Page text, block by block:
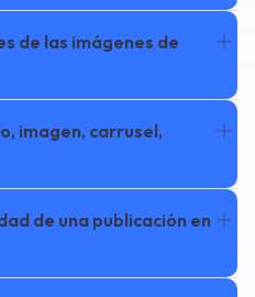
de las imágenes de
imagen, carrusel,
de una publicación en